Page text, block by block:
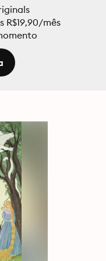
mês